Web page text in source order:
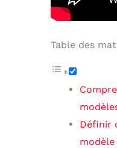
Table des
Définir